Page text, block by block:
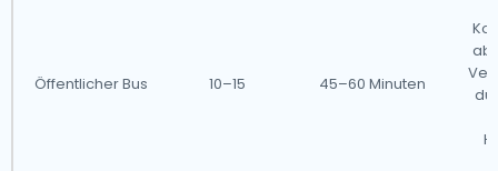
Öffentlicher Bus 10–15 45–60 Minuten